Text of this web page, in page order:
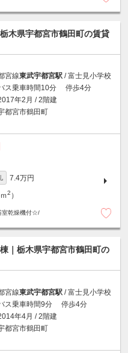
木県宇都宮市鶴田町の賃貸
宮線東武宇都宮駅 / 富士見小学校
ス乗車時間10分 停歩4分
年2月 / 2階建
都宮市鶴田町
7.4万円
2 ）
室乾燥機付☆/
｜栃木県宇都宮市鶴田町の
宮線東武宇都宮駅 / 富士見小学校
ス乗車時間9分 停歩4分
年4月 / 2階建
都宮市鶴田町